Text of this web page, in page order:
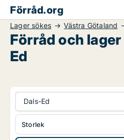
Förråd.org
Lager sökes Västra Götaland
Förråd och
Ed
Dals-Ed
Storlek